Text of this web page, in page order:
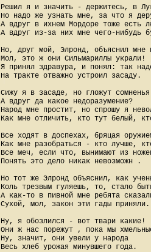
Решил я и значить - держитесь, в
Но надо же узнать мне, за что я
А вдруг в ихнем Мордоре тоже есть
А вдруг из-за них мне чего-нибудь
Но, друг мой, Элронд, объяснил мне
Мол, это ж они Сильмариллы украли!
Я принял здравура, и понял: так
На тракте отважно устроил засаду.
Сижу я в засаде, но гложут
А вдруг да какое недоразумение?
Народ мне простит, но спрошу я
Как мне отличить, кто тут белый,
Все ходят в доспехах, бряцая
Как мне разобраться - кто лучше,
Все меч, если что, вынимают из
Понять это дело никак невозможн .
Но тот же Элронд объяснил, как
Коль трезвым гуляешь, то, стало
А как-то в пивной мне ребята
Сухой, мол, закон эти гады приняли.
Ну, я обозлился - вот твари какие!
Они ж нас порежут , пока мы
Ну, значит, они увели у народа
Весь хлеб урожая минувшего года.